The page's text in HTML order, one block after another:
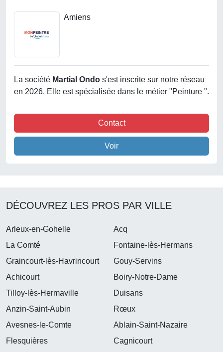
Amiens
La société Martial Ondo s'est inscrite sur notre réseau
en 2026. Elle est spécialisée dans le métier "Peinture ".
Contact
Voir
DÉCOUVREZ LES PROS PAR VILLE
Arleux-en-Gohelle
Acq
La Comté
Fontaine-lès-Hermans
Graincourt-lès-Havrincourt
Gouy-Servins
Achicourt
Boiry-Notre-Dame
Tilloy-lès-Hermaville
Duisans
Anzin-Saint-Aubin
Rœux
Avesnes-le-Comte
Ablain-Saint-Nazaire
Flesquières
Cagnicourt